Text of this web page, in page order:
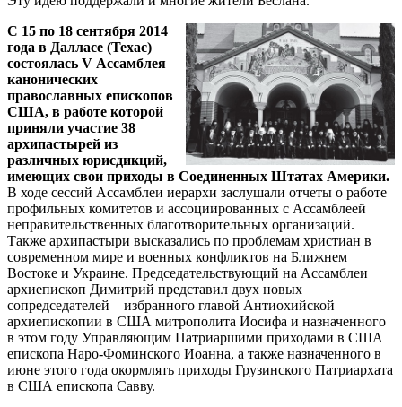
С 15 по 18 сентября 2014
года в Далласе (Техас)
состоялась V Ассамблея
канонических
православных епископов
США, в работе которой
приняли участие 38
архипастырей из
различных юрисдикций,
имеющих свои приходы в Соединенных Штатах Америки.
В ходе сессий Ассамблеи иерархи заслушали отчеты о работе
профильных комитетов и ассоциированных с Ассамблеей
неправительственных благотворительных организаций.
Также архипастыри высказались по проблемам христиан в
современном мире и военных конфликтов на Ближнем
Востоке и Украине. Председательствующий на Ассамблеи
архиепископ Димитрий представил двух новых
сопредседателей – избранного главой Антиохийской
архиепископии в США митрополита Иосифа и назначенного
в этом году Управляющим Патриаршими приходами в США
епископа Наро-Фоминского Иоанна, а также назначенного в
июне этого года окормлять приходы Грузинского Патриархата
в США епископа Савву.